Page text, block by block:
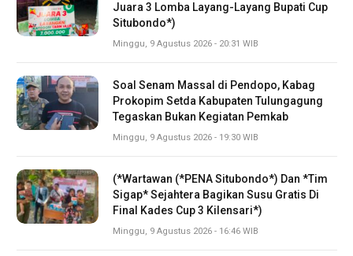
Juara 3 Lomba Layang-Layang Bupati Cup
Situbondo*)
Minggu, 9 Agustus 2026 - 20:31 WIB
Soal Senam Massal di Pendopo, Kabag
Prokopim Setda Kabupaten Tulungagung
Tegaskan Bukan Kegiatan Pemkab
Minggu, 9 Agustus 2026 - 19:30 WIB
(*Wartawan (*PENA Situbondo*) Dan *Tim
Sigap* Sejahtera Bagikan Susu Gratis Di
Final Kades Cup 3 Kilensari*)
Minggu, 9 Agustus 2026 - 16:46 WIB